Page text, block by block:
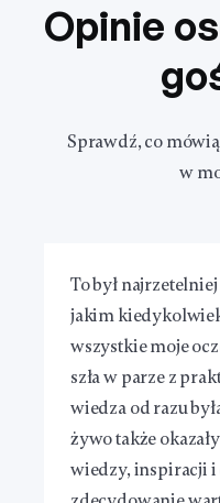
Opinie
Sprawdź, co
w
To był
jakim kiedykolwiek
wszystkie moje
szła w parze z
wiedza od razu
żywo także
wiedzy, inspiracji i